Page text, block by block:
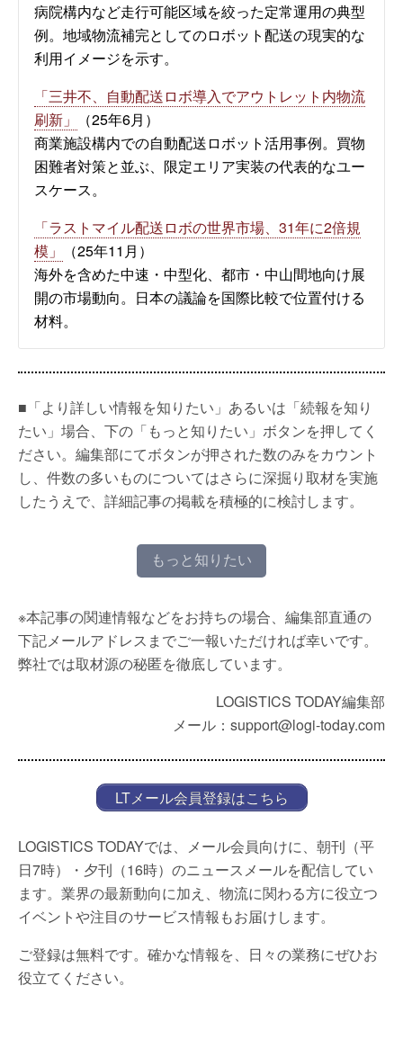
病院構内など走行可能区域を絞った定常運用の典型
例。地域物流補完としてのロボット配送の現実的な
利用イメージを示す。
「三井不、自動配送ロボ導入でアウトレット内物流
刷新」
（25年6月）
商業施設構内での自動配送ロボット活用事例。買物
困難者対策と並ぶ、限定エリア実装の代表的なユー
スケース。
「ラストマイル配送ロボの世界市場、31年に2倍規
模」
（25年11月）
海外を含めた中速・中型化、都市・中山間地向け展
開の市場動向。日本の議論を国際比較で位置付ける
材料。
■「より詳しい情報を知りたい」あるいは「続報を知り
たい」場合、下の「もっと知りたい」ボタンを押してく
ださい。編集部にてボタンが押された数のみをカウント
し、件数の多いものについてはさらに深掘り取材を実施
したうえで、詳細記事の掲載を積極的に検討します。
もっと知りたい
※本記事の関連情報などをお持ちの場合、編集部直通の
下記メールアドレスまでご一報いただければ幸いです。
弊社では取材源の秘匿を徹底しています。
LOGISTICS TODAY編集部
メール：support@logi-today.com
LTメール会員登録はこちら
LOGISTICS TODAYでは、メール会員向けに、朝刊（平
日7時）・夕刊（16時）のニュースメールを配信してい
ます。業界の最新動向に加え、物流に関わる方に役立つ
イベントや注目のサービス情報もお届けします。
ご登録は無料です。確かな情報を、日々の業務にぜひお
役立てください。